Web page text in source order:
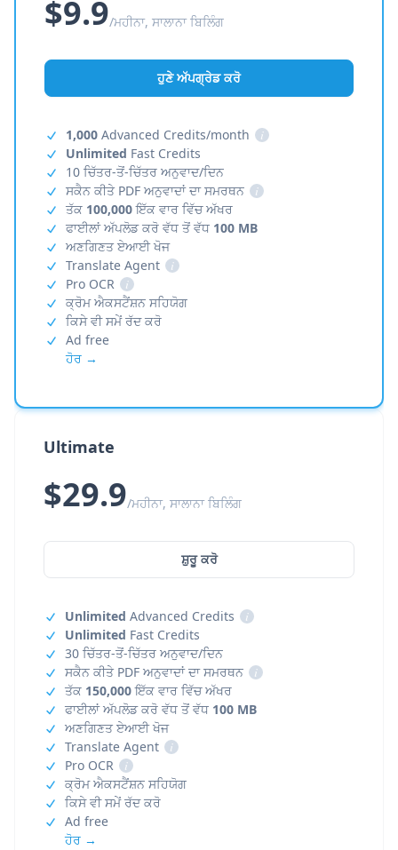
$9.9/ਮਹੀਨਾ, ਸਾਲਾਨਾ ਬਿਲਿੰਗ
ਹੁਣੇ ਅੱਪਗ੍ਰੇਡ ਕਰੋ
1,000 Advanced Credits/month
i
Unlimited Fast Credits
10 ਚਿੱਤਰ-ਤੋਂ-ਚਿੱਤਰ ਅਨੁਵਾਦ/ਦਿਨ
ਸਕੈਨ ਕੀਤੇ PDF ਅਨੁਵਾਦਾਂ ਦਾ ਸਮਰਥਨ
i
ਤੱਕ 100,000ਇੱਕ ਵਾਰ ਵਿੱਚ ਅੱਖਰ
ਫਾਈਲਾਂ ਅੱਪਲੋਡ ਕਰੋ ਵੱਧ ਤੋਂ ਵੱਧ 100 MB
ਅਣਗਿਣਤ ਏਆਈ ਖੋਜ
Translate Agent
i
Pro OCR
i
ਕ੍ਰੋਮ ਐਕਸਟੈਂਸ਼ਨ ਸਹਿਯੋਗ
ਕਿਸੇ ਵੀ ਸਮੇਂ ਰੱਦ ਕਰੋ
Ad free
ਹੋਰ →
Ultimate
$29.9/ਮਹੀਨਾ, ਸਾਲਾਨਾ ਬਿਲਿੰਗ
ਸ਼ੁਰੂ ਕਰੋ
Unlimited Advanced Credits
i
Unlimited Fast Credits
30 ਚਿੱਤਰ-ਤੋਂ-ਚਿੱਤਰ ਅਨੁਵਾਦ/ਦਿਨ
ਸਕੈਨ ਕੀਤੇ PDF ਅਨੁਵਾਦਾਂ ਦਾ ਸਮਰਥਨ
i
ਤੱਕ 150,000ਇੱਕ ਵਾਰ ਵਿੱਚ ਅੱਖਰ
ਫਾਈਲਾਂ ਅੱਪਲੋਡ ਕਰੋ ਵੱਧ ਤੋਂ ਵੱਧ 100 MB
ਅਣਗਿਣਤ ਏਆਈ ਖੋਜ
Translate Agent
i
Pro OCR
i
ਕ੍ਰੋਮ ਐਕਸਟੈਂਸ਼ਨ ਸਹਿਯੋਗ
ਕਿਸੇ ਵੀ ਸਮੇਂ ਰੱਦ ਕਰੋ
Ad free
ਹੋਰ →